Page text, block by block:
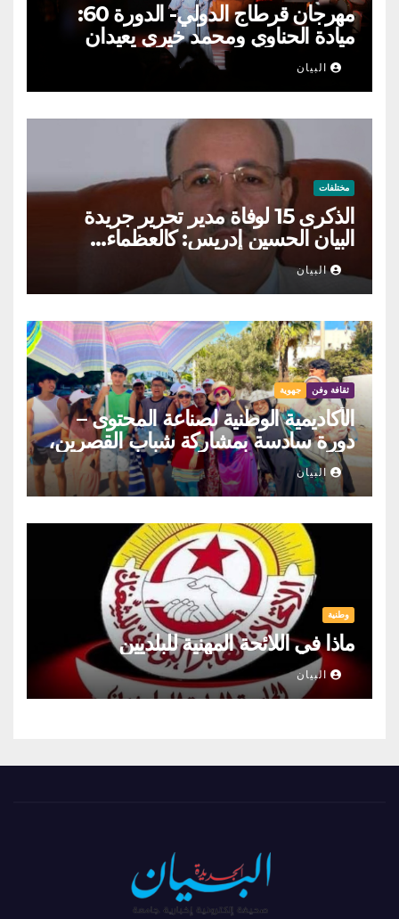
مهرجان قرطاج الدولي- الدورة 60:
ميادة الحناوي ومحمد خيري يعيدان
الطرب السوري إلى ركح قرطاج
البيان
مختلفات
الذكرى 15 لوفاة مدير تحرير جريدة
البيان الحسين إدريس: كالعظماء…
عاش شامخا ورحل واقفا
البيان
ثقافة وفن جهوية
الأكاديمية الوطنية لصناعة المحتوى –
دورة سادسة بمشاركة شباب القصرين،
المنستير والمهدية
البيان
وطنية
ماذا في اللائحة المهنية للبلديين
البيان